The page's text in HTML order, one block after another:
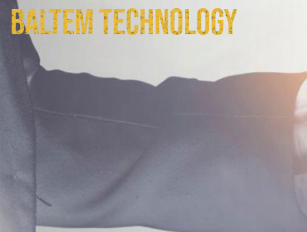
BALTEM TECHNOLOGY